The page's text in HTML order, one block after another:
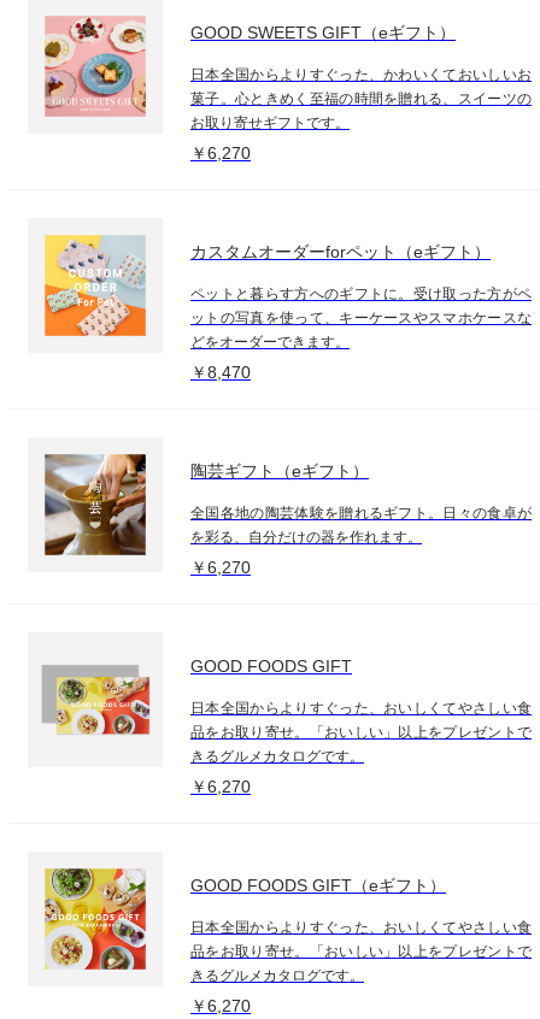
GOOD SWEETS GIFT（eギフト）
日本全国からよりすぐった、かわいくておいしいお
菓子。心ときめく至福の時間を贈れる、スイーツの
お取り寄せギフトです。
￥6,270
カスタムオーダーforペット（eギフト）
ペットと暮らす方へのギフトに。受け取った方がペ
ットの写真を使って、キーケースやスマホケースな
どをオーダーできます。
￥8,470
陶芸ギフト（eギフト）
全国各地の陶芸体験を贈れるギフト。日々の食卓が
を彩る、自分だけの器を作れます。
￥6,270
GOOD FOODS GIFT
日本全国からよりすぐった、おいしくてやさしい食
品をお取り寄せ。「おいしい」以上をプレゼントで
きるグルメカタログです。
￥6,270
GOOD FOODS GIFT（eギフト）
日本全国からよりすぐった、おいしくてやさしい食
品をお取り寄せ。「おいしい」以上をプレゼントで
きるグルメカタログです。
￥6,270